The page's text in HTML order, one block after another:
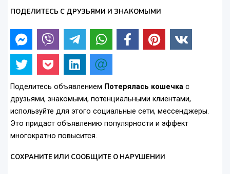
ПОДЕЛИТЕСЬ С ДРУЗЬЯМИ И ЗНАКОМЫМИ
Поделитесь объявлением Потерялась кошечка с
друзьями, знакомыми, потенциальными клиентами,
используйте для этого социальные сети, мессенджеры.
Это придаст объявлению популярности и эффект
многократно повысится.
СОХРАНИТЕ ИЛИ СООБЩИТЕ О НАРУШЕНИИ